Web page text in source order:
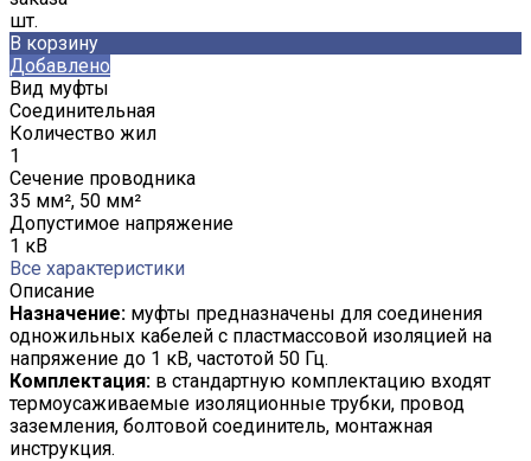
шт.
В корзину
Добавлено
Вид муфты
Соединительная
Количество жил
1
Сечение проводника
35 мм², 50 мм²
Допустимое напряжение
1 кВ
Все характеристики
Описание
Назначение: муфты предназначены для соединения
одножильных кабелей с пластмассовой изоляцией на
напряжение до 1 кВ, частотой 50 Гц.
Комплектация: в стандартную комплектацию входят
термоусаживаемые изоляционные трубки, провод
заземления, болтовой соединитель, монтажная
инструкция.